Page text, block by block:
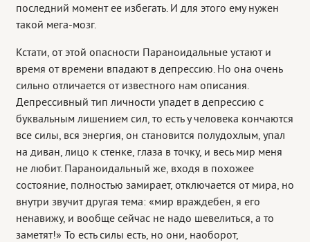
последний момент ее избегать. И для этого ему нужен
такой мега-мозг.
Кстати, от этой опасности Параноидальные устают и
время от времени впадают в депрессию. Но она очень
сильно отличается от известного нам описания.
Депрессивный тип личности упадет в депрессию с
буквальным лишением сил, то есть у человека кончаются
все силы, вся энергия, он становится полудохлым, упал
на диван, лицо к стенке, глаза в точку, и весь мир меня
не любит. Параноидальный же, входя в похожее
состояние, полностью замирает, отключается от мира, но
внутри звучит другая тема: «мир враждебен, я его
ненавижу, и вообще сейчас не надо шевелиться, а то
заметят!» То есть силы есть, но они, наоборот,